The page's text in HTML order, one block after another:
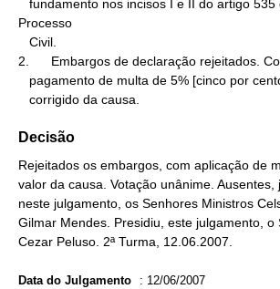
Processo
2.      Embargos de declaração rejeitados.
   corrigido da causa.
Decisão
Rejeitados os embargos, com aplicação de
valor da causa. Votação unânime. Ausentes,
neste julgamento, os Senhores Ministros
Gilmar Mendes. Presidiu, este julgamento, o
Cezar Peluso. 2ª Turma, 12.06.2007.
Data do Julgamento : 12/06/2007